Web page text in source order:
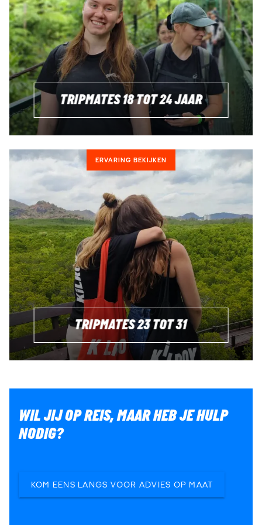
TRIPMATES 18 TOT 24 JAAR
ERVARING BEKIJKEN
TRIPMATES 23 TOT 31
WIL JIJ OP REIS, MAAR HEB JE HULP
NODIG?
KOM EENS LANGS VOOR ADVIES OP MAAT